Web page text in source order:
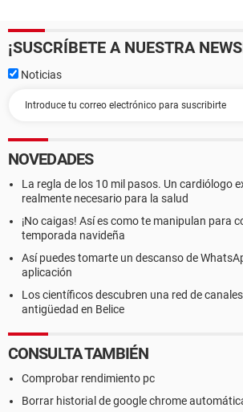
¡SUSCRÍBETE A NUESTRA
Noticias
NOVEDADES
La regla de los 10 mil pasos. Un cardiólogo
realmente necesario para la salud
¡No caigas! Así es como te manipulan para
temporada navideña
Así puedes tomarte un descanso de
aplicación
Los científicos descubren una red de
antigüedad en Belice
CONSULTA TAMBIÉN
Comprobar rendimiento pc
Borrar historial de google chrome